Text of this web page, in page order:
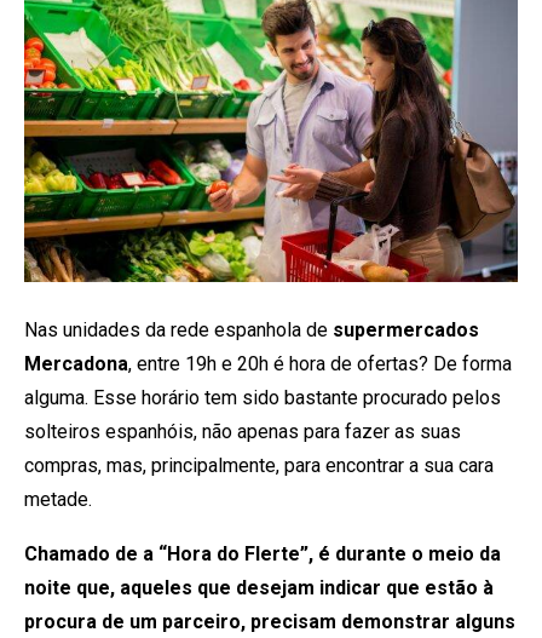
Nas unidades da rede espanhola de supermercados
Mercadona, entre 19h e 20h é hora de ofertas? De forma
alguma. Esse horário tem sido bastante procurado pelos
solteiros espanhóis, não apenas para fazer as suas
compras, mas, principalmente, para encontrar a sua cara
metade.
Chamado de a “Hora do Flerte”, é durante o meio da
noite que, aqueles que desejam indicar que estão à
procura de um parceiro, precisam demonstrar alguns